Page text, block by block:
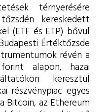
térnyerésére
kereskedett
(ETF és ETP) bővül
Értéktőzsde
révén a
alapon, hazai
keresztül
részvénypiac egyes
Bitcoin, az Ethereum